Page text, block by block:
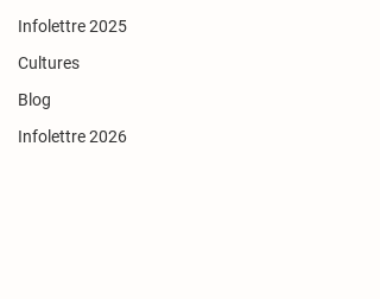
Infolettre 2025
Cultures
Blog
Infolettre 2026